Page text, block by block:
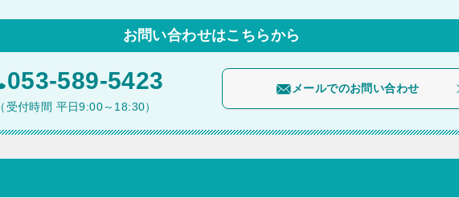
お問い合わせはこちらから
053-589-5423
（受付時間 平日9:00～18:30）
メールでのお問い合わせ